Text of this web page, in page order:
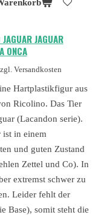
JAGUAR
ONCA
Versandkosten
Hartplastikfigur aus
Ricolino. Das Tier
(Lacandon serie).
ist in einem
und guten Zustand
Zettel und Co). In
extremst schwer zu
Leider fehlt der
Base), somit steht die